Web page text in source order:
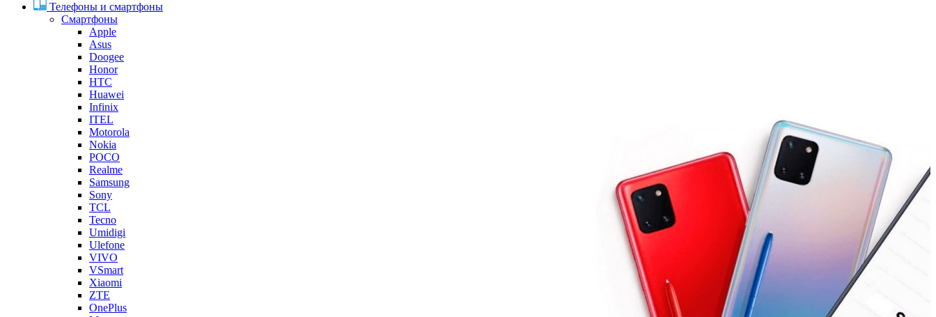
Телефоны и смартфоны
Смартфоны
Apple
Asus
Doogee
Honor
HTC
Huawei
Infinix
ITEL
Motorola
Nokia
POCO
Realme
Samsung
Sony
TCL
Tecno
Umidigi
Ulefone
VIVO
VSmart
Xiaomi
ZTE
OnePlus